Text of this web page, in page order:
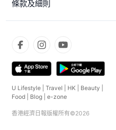
條款及細則
U Lifestyle Travel HK Beauty
Food
Blog e-zone
香港經濟日報版權所有©2026